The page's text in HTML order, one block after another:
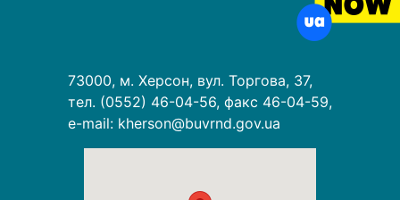
73000, м. Херсон, вул. Торгова, 37,
тел. (0552) 46-04-56, факс 46-04-59,
e-mail: kherson@buvrnd.gov.ua